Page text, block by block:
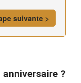
suivante >
anniversaire ?